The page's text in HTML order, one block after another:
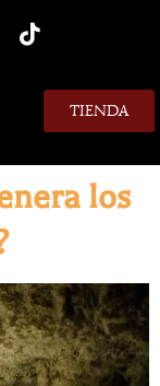
TIENDA
los